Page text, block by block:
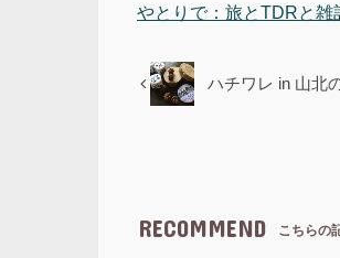
やとりで：旅とTDRと雑
ハチワレ in 山北
RECOMMEND こちらの